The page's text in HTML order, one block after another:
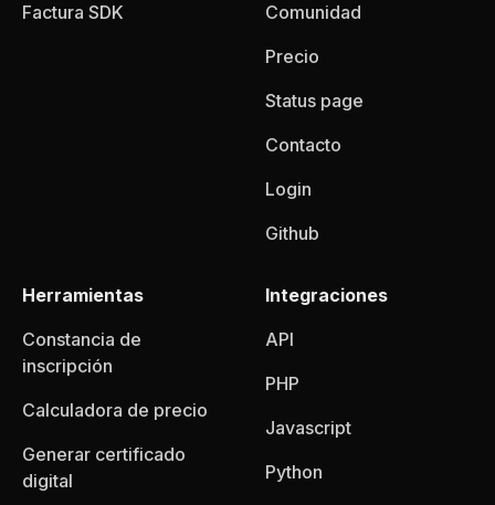
Factura SDK
Comunidad
Precio
Status page
Contacto
Login
Github
Herramientas
Constancia de
inscripción
Calculadora de precio
Generar certificado
digital
Integraciones
API
PHP
Javascript
Python